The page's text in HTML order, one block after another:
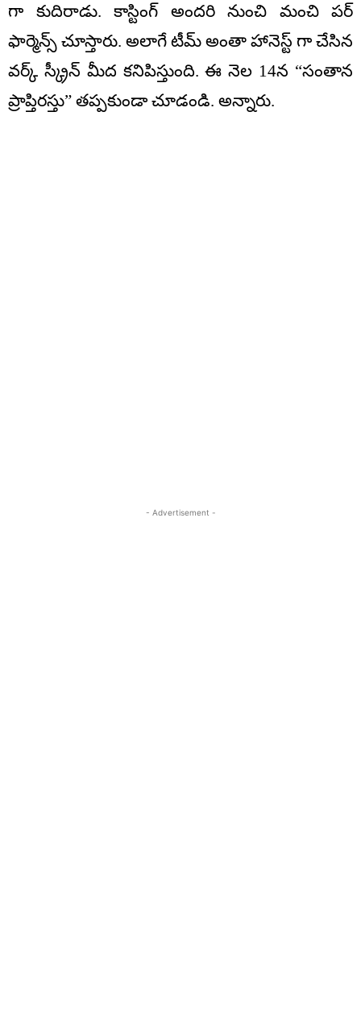
గా కుదిరాడు. కాస్టింగ్ అందరి నుంచి మంచి పర్
ఫార్మెన్స్ చూస్తారు. అలాగే టీమ్ అంతా హానెస్ట్ గా చేసిన
వర్క్ స్క్రీన్ మీద కనిపిస్తుంది. ఈ నెల 14న “సంతాన
ప్రాప్తిరస్తు” తప్పకుండా చూడండి. అన్నారు.
- Advertisement -